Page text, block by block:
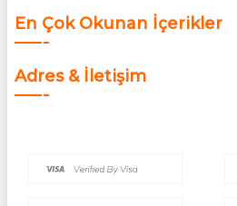
En Çok Okunan İçerikler
Adres & İletişim